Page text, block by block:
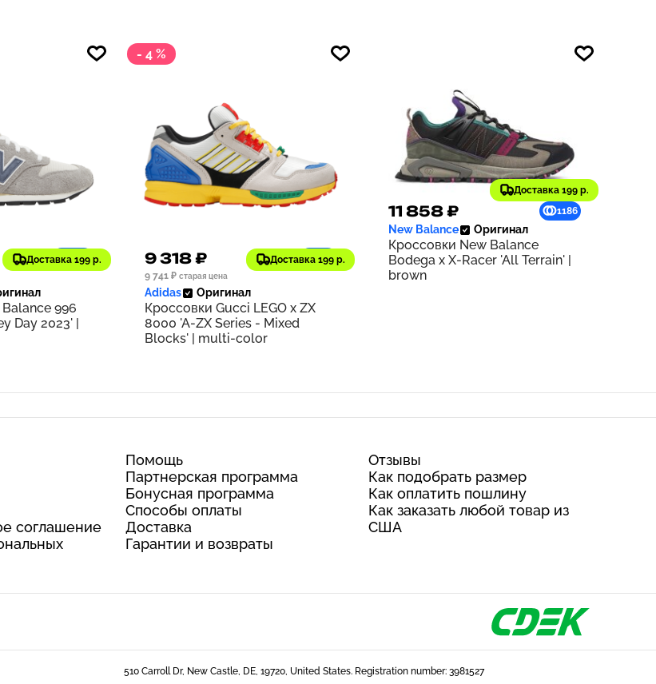
Доставка 199 р.
1186
996
Day 2023' |
- 4 %
Доставка 199 р.
9 318 ₽
932
9 741 ₽ старая цена
Adidas Оригинал
Кроссовки Gucci LEGO x ZX
8000 'A-ZX Series - Mixed
Blocks' | multi-color
Доставка 199 р.
11 858 ₽ 1186
New Balance Оригинал
Кроссовки New Balance
Bodega x X-Racer 'All Terrain' |
brown
соглашение
Помощь
Партнерская программа
Бонусная программа
Способы оплаты
Доставка
Гарантии и возвраты
Отзывы
Как подобрать размер
Как оплатить пошлину
Как заказать любой товар из
США
510 Carroll Dr, New Castle, DE, 19720, United States. Registration number: 3981527